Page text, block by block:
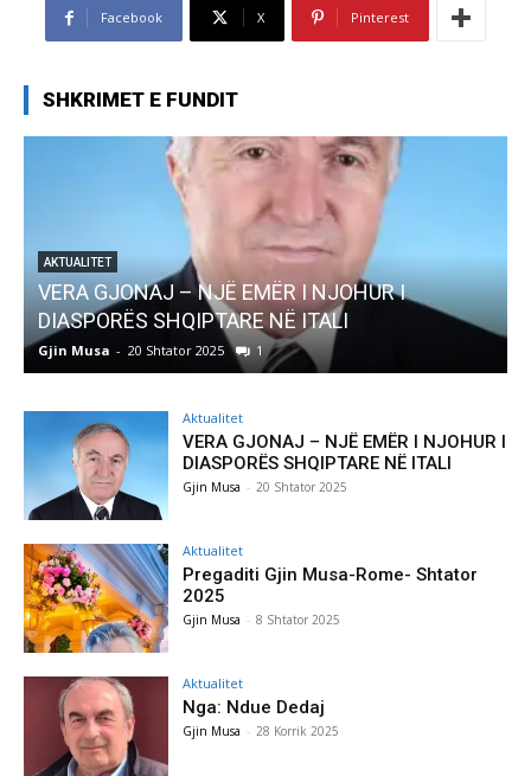
Facebook X Pinterest
SHKRIMET E FUNDIT
AKTUALITET
Pregaditi Gjin Musa-Rome- Shtator 2025
Gjin Musa - 8 Shtator 2025 0
Aktualitet
VERA GJONAJ – NJË EMËR I NJOHUR I
DIASPORËS SHQIPTARE NË ITALI
Gjin Musa - 20 Shtator 2025
Aktualitet
Pregaditi Gjin Musa-Rome- Shtator
2025
Gjin Musa - 8 Shtator 2025
Aktualitet
Nga: Ndue Dedaj
Gjin Musa - 28 Korrik 2025